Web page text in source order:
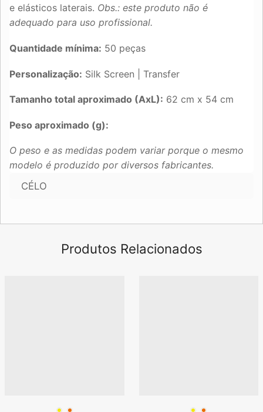
e elásticos laterais. Obs.: este produto não é
adequado para uso profissional.
Quantidade mínima: 50 peças
Personalização: Silk Screen | Transfer
Tamanho total aproximado (AxL): 62 cm x 54 cm
Peso aproximado (g):
O peso e as medidas podem variar porque o mesmo
modelo é produzido por diversos fabricantes.
CÉLO
Produtos Relacionados